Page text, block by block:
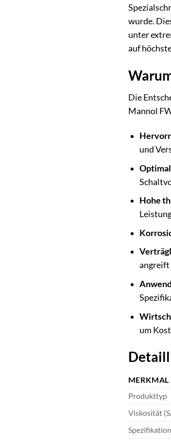
wurde.
unter
auf
Die
Mannol
und
Hohe
angreift
um
MERKMAL
Produkttyp
Viskosität